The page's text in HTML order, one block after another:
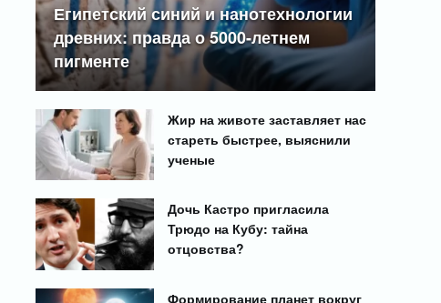
Египетский синий и нанотехнологии
древних: правда о 5000-летнем
пигменте
Жир на животе заставляет нас
стареть быстрее, выяснили
ученые
Дочь Кастро пригласила
Трюдо на Кубу: тайна
отцовства?
Формирование планет вокруг